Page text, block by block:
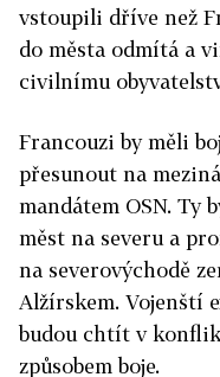
vstoupili dříve než
do města odmítá a
civilnímu
Francouzi by měli
přesunout na
mandátem OSN. Ty
měst na severu a
na severovýchodě
Alžírskem. Vojenští
budou chtít v
způsobem boje.